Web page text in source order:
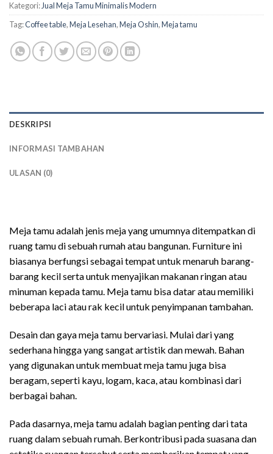
Kategori:Jual Meja Tamu Minimalis Modern
Tag:Coffee table,Meja Lesehan,Meja Oshin,Meja tamu
DESKRIPSI
INFORMASI TAMBAHAN
ULASAN (0)
Meja tamu adalah jenis meja yang umumnya ditempatkan di
ruang tamu di sebuah rumah atau bangunan. Furniture ini
biasanya berfungsi sebagai tempat untuk menaruh barang-
barang kecil serta untuk menyajikan makanan ringan atau
minuman kepada tamu. Meja tamu bisa datar atau memiliki
beberapa laci atau rak kecil untuk penyimpanan tambahan.
Desain dan gaya meja tamu bervariasi. Mulai dari yang
sederhana hingga yang sangat artistik dan mewah. Bahan
yang digunakan untuk membuat meja tamu juga bisa
beragam, seperti kayu, logam, kaca, atau kombinasi dari
berbagai bahan.
Pada dasarnya, meja tamu adalah bagian penting dari tata
ruang dalam sebuah rumah. Berkontribusi pada suasana dan